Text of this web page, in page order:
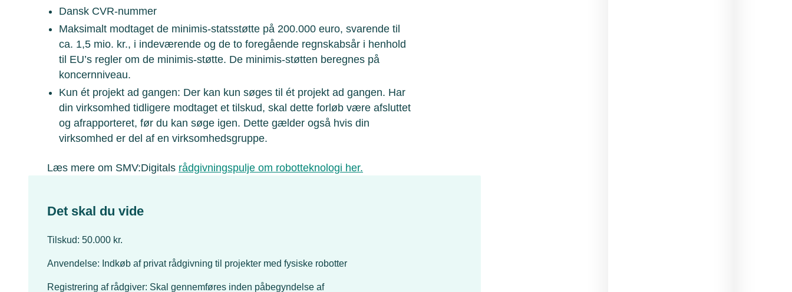
Dansk CVR-nummer
Maksimalt modtaget de minimis-statsstøtte på 200.000 euro, svarende til
ca. 1,5 mio. kr., i indeværende og de to foregående regnskabsår i henhold
til EU’s regler om de minimis-støtte. De minimis-støtten beregnes på
koncernniveau.
Kun ét projekt ad gangen: Der kan kun søges til ét projekt ad gangen. Har
din virksomhed tidligere modtaget et tilskud, skal dette forløb være afsluttet
og afrapporteret, før du kan søge igen. Dette gælder også hvis din
virksomhed er del af en virksomhedsgruppe.
Læs mere om SMV:Digitals rådgivningspulje om robotteknologi her.
Det skal du vide
Tilskud: 50.000 kr.
Anvendelse: Indkøb af privat rådgivning til projekter med fysiske robotter
Registrering af rådgiver: Skal gennemføres inden påbegyndelse af